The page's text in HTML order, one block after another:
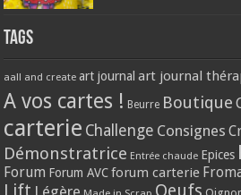
Tags
aall and create art journal art journal
A vos cartes ! Beurre Boutique
carterie Challenge Consignes
Démonstratrice Entrée chaude Epices
Forum Forum AVC forum carterie
Lift Légère Oeufs